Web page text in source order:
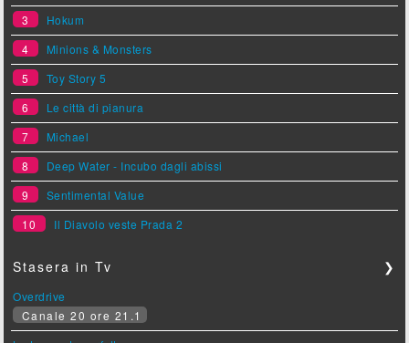
3
Hokum
4
Minions & Monsters
5
Toy Story 5
6
Le città di pianura
7
Michael
8
Deep Water - Incubo dagli abissi
9
Sentimental Value
10
Il Diavolo veste Prada 2
Stasera in Tv ❯
Overdrive
Canale 20 ore 21.1